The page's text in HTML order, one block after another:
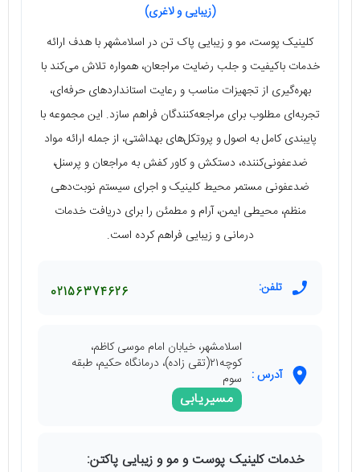
(زیبایی و لاغری)
کلینیک پوست، مو و زیبایی پاک تن در اسلامشهر با هدف ارائه
خدمات باکیفیت و جلب رضایت مراجعان، همواره تلاش می‌کند با
بهره‌گیری از تجهیزات مناسب و رعایت استانداردهای حرفه‌ای،
تجربه‌ای مطلوب برای مراجعه‌کنندگان فراهم سازد. این مجموعه با
پایبندی کامل به اصول و پروتکل‌های بهداشتی، از جمله ارائه مواد
ضدعفونی‌کننده، دستکش و کاور کفش به مراجعان و پرسنل،
ضدعفونی مستمر محیط کلینیک و اجرای سیستم نوبت‌دهی
منظم، محیطی ایمن، آرام و مطمئن را برای دریافت خدمات
درمانی و زیبایی فراهم کرده است.
تلفن: 02156374626
آدرس :
اسلامشهر، خیابان امام موسی کاظم،
کوچه۲۱(تقی زاده)، درمانگاه حکیم، طبقه
سوم
مسیریابی
خدمات کلینیک پوست و مو و زیبایی پاکتن: